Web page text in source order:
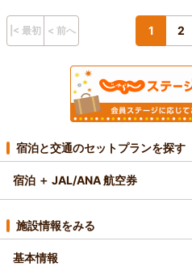
|< 最初 < 前へ 1 2
宿泊と交通のセットプランを探す
宿泊 ＋ JAL/ANA 航空券
施設情報をみる
基本情報